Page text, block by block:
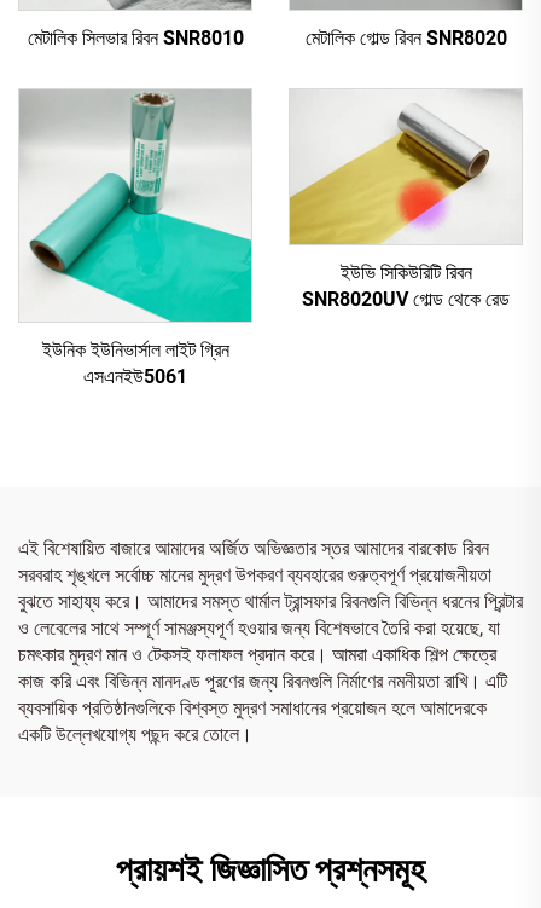
মেটালিক সিলভার রিবন SNR8010 মেটালিক গোল্ড রিবন SNR8020
ইউনিক ইউনিভার্সাল লাইট গ্রিন
এসএনইউ5061
ইউভি সিকিউরিটি রিবন
SNR8020UV গোল্ড থেকে রেড
এই বিশেষায়িত বাজারে আমাদের অর্জিত অভিজ্ঞতার স্তর আমাদের বারকোড রিবন
সরবরাহ শৃঙ্খলে সর্বোচ্চ মানের মুদ্রণ উপকরণ ব্যবহারের গুরুত্বপূর্ণ প্রয়োজনীয়তা
বুঝতে সাহায্য করে। আমাদের সমস্ত থার্মাল ট্রান্সফার রিবনগুলি বিভিন্ন ধরনের প্রিন্টার
ও লেবেলের সাথে সম্পূর্ণ সামঞ্জস্যপূর্ণ হওয়ার জন্য বিশেষভাবে তৈরি করা হয়েছে, যা
চমৎকার মুদ্রণ মান ও টেকসই ফলাফল প্রদান করে। আমরা একাধিক শিল্প ক্ষেত্রে
কাজ করি এবং বিভিন্ন মানদণ্ড পূরণের জন্য রিবনগুলি নির্মাণের নমনীয়তা রাখি। এটি
ব্যবসায়িক প্রতিষ্ঠানগুলিকে বিশ্বস্ত মুদ্রণ সমাধানের প্রয়োজন হলে আমাদেরকে
একটি উল্লেখযোগ্য পছন্দ করে তোলে।
প্রায়শই জিজ্ঞাসিত প্রশ্নসমূহ